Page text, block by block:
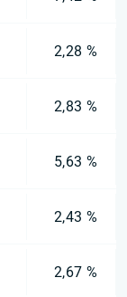
2,28 %
2,83 %
5,63 %
2,43 %
2,67 %